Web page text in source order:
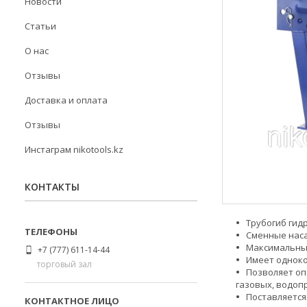
Трубогиб
Сменные
Имеет
Позволяет
газовых,
Статьи
О нас
Отзывы
Доставка и оплата
Отзывы
Инстаграм nikotools.kz
КОНТАКТЫ
+7 (777) 611-14-44
торговый зал